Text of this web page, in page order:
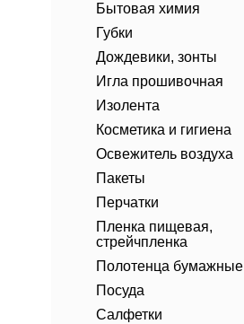
Бытовая химия
Губки
Дождевики, зонты
Игла прошивочная
Изолента
Косметика и гигиена
Освежитель воздуха
Пакеты
Перчатки
Пленка пищевая,
стрейчпленка
Полотенца бумажные
Посуда
Салфетки